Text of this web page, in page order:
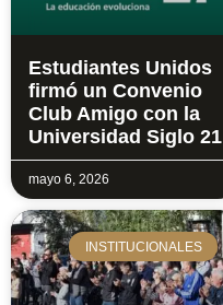
Estudiantes Unidos
firmó un Convenio
Club Amigo con la
Universidad Siglo 21
mayo 6, 2026
INSTITUCIONALES